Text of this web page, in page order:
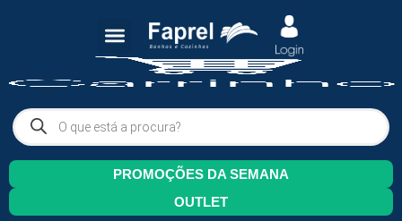
PROMOÇÕES DA SEMANA
OUTLET